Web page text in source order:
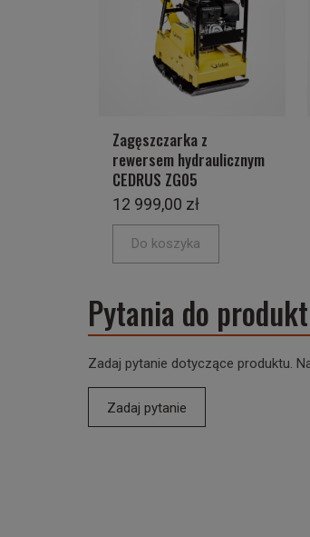
Zagęszczarka z
rewersem hydraulicznym
CEDRUS ZG05
12 999,00 zł
Do koszyka
Pytania do
Zadaj pytanie dotyczące produktu.
Zadaj pytanie